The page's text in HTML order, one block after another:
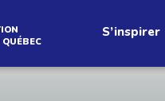
S’inspirer